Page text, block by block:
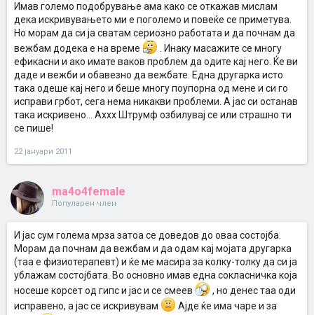
Имав големо подобрување ама како се откажав мислам
дека искривувањето ми е поголемо и повеќе се приметува.
Но морам да си ја сватам сериозно работата и да почнам да
вежбам додека е на време
. Инаку масажите се многу
ефикасни и ако имате ваков проблем да одите кај него. Ќе ви
даде и вежби и обавезно да вежбате. Една другарка исто
така одеше кај него и беше многу поупорна од мене и си го
исправи грбот, сега нема никакви проблеми. А јас си останав
така искривено... Аххх Штрумф озбилувај се или страшно ти
се пише!
22 јануари 2011
ma4o4female
Популарен член
И јас сум голема мрза затоа се доведов до оваа состојба.
Морам да почнам да вежбам и да одам кај мојата другарка
(таа е физиотерапевт) и ќе ме масира за колку-толку да си ја
ублажам состојбата. Во основно имав една сокласничка која
носеше корсет од гипс и јас и се смеев
, но денес таа оди
исправено, а јас се искривувам
Ајде ќе има чаре и за